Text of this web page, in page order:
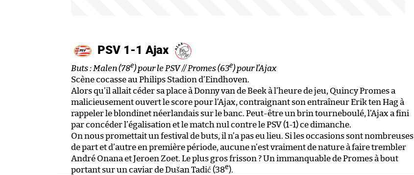
PSV 1-1 Ajax
Buts : Malen (78e) pour le PSV // Promes (63e) pour l’Ajax
Scène cocasse au Philips Stadion d’Eindhoven.
Alors qu’il allait céder sa place à Donny van de Beek à l’heure de jeu, Quincy Promes a
malicieusement ouvert le score pour l’Ajax, contraignant son entraîneur Erik ten Hag à
rappeler le blondinet néerlandais sur le banc. Peut-être un brin tourneboulé, l’Ajax a fini
par concéder l’égalisation et le match nul contre le PSV (1-1) ce dimanche.
On nous promettait un festival de buts, il n’a pas eu lieu. Si les occasions sont nombreuses
de part et d’autre en première période, aucune n’est vraiment de nature à faire trembler
André Onana et Jeroen Zoet. Le plus gros frisson ? Un immanquable de Promes à bout
portant sur un caviar de Dušan Tadić (38e).